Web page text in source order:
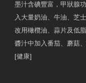
墨汁含碘豐富，甲狀腺
入大量奶油、牛油、芝
改用橄欖油、蒜片及低
醬汁中加入番茄、蘑菇
[健康]